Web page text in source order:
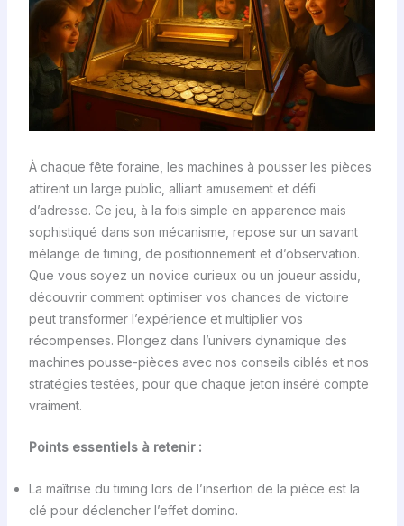
À chaque fête foraine, les machines à pousser les pièces
attirent un large public, alliant amusement et défi
d’adresse. Ce jeu, à la fois simple en apparence mais
sophistiqué dans son mécanisme, repose sur un savant
mélange de timing, de positionnement et d’observation.
Que vous soyez un novice curieux ou un joueur assidu,
découvrir comment optimiser vos chances de victoire
peut transformer l’expérience et multiplier vos
récompenses. Plongez dans l’univers dynamique des
machines pousse-pièces avec nos conseils ciblés et nos
stratégies testées, pour que chaque jeton inséré compte
vraiment.
Points essentiels à retenir :
La maîtrise du timing lors de l’insertion de la pièce est la
clé pour déclencher l’effet domino.